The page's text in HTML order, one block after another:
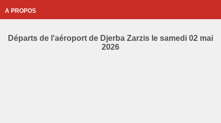
A PROPOS
Départs de l'aéroport de Djerba Zarzis le samedi 02 mai
2026